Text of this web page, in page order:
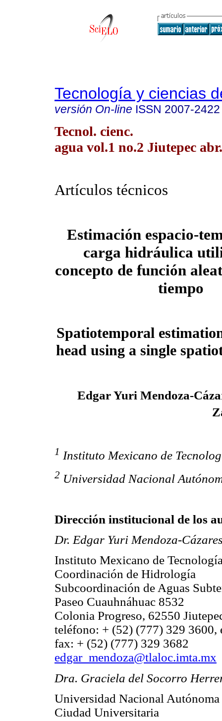
Tecnología y ciencias
versión On-line ISSN 2007-2422
Tecnol. cienc.
agua vol.1 no.2 Jiutepec
Artículos técnicos
Estimación espacio-
carga hidráulica
concepto de función
tiempo
Spatiotemporal
head using a single
Edgar Yuri Mendoza-
1 Instituto Mexicano de
2 Universidad Nacional
Dirección institucional de los
Dr. Edgar Yuri Mendoza-
Instituto Mexicano de
Coordinación de Hidrología
Subcoordinación de Aguas
Paseo Cuauhnáhuac 8532
Colonia Progreso, 62550
teléfono: + (52) (777) 329 3600,
fax: + (52) (777) 329 3682
edgar_mendoza@tlaloc.imta.mx
Dra. Graciela del Socorro
Universidad Nacional
Ciudad Universitaria